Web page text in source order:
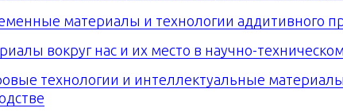
материалы и технологии аддитивного
вокруг нас и их место в научно-
технологии и интеллектуальные